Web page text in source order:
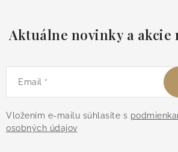
Aktuálne novinky a akcie
Email
Vložením e-mailu súhlasíte s
osobných údajov